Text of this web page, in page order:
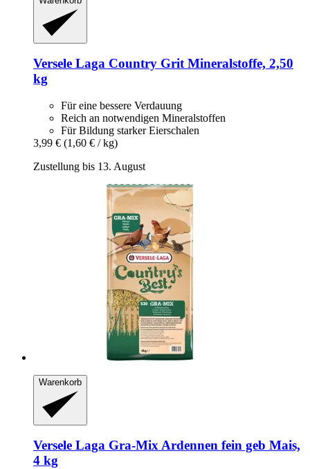
Versele Laga Country Grit Mineralstoffe, 2,50
kg
Für eine bessere Verdauung
Reich an notwendigen Mineralstoffen
Für Bildung starker Eierschalen
3,99 € (1,60 € / kg)
Zustellung bis 13. August
Warenkorb
Versele Laga Gra-​Mix Ardennen fein geb Mais,
4 kg